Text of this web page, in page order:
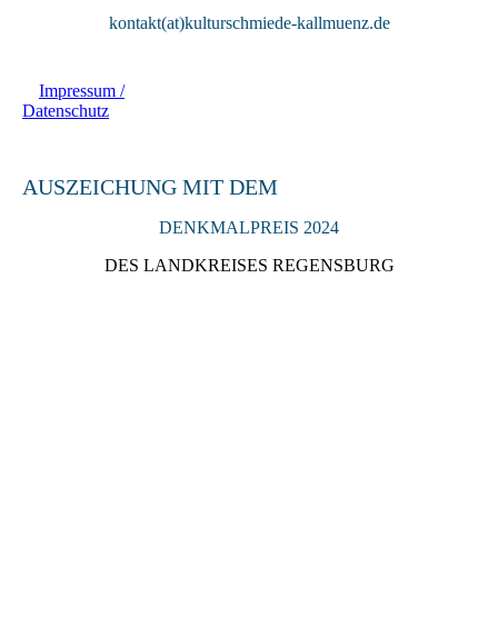
kontakt(at)kulturschmiede-kallmuenz.de
Impressum /
Datenschutz
AUSZEICHUNG MIT DEM
DENKMALPREIS 2024
DES LANDKREISES REGENSBURG